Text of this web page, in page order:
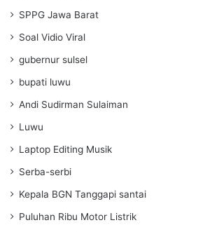
SPPG Jawa Barat
Soal Vidio Viral
gubernur sulsel
bupati luwu
Andi Sudirman Sulaiman
Luwu
Laptop Editing Musik
Serba-serbi
Kepala BGN Tanggapi santai
Puluhan Ribu Motor Listrik